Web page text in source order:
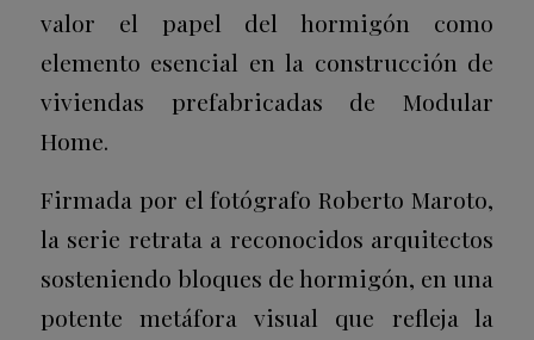
valor el papel del hormigón como
elemento esencial en la construcción de
viviendas prefabricadas de Modular
Home.
Firmada por el fotógrafo Roberto Maroto,
la serie retrata a reconocidos arquitectos
sosteniendo bloques de hormigón, en una
potente metáfora visual que refleja la